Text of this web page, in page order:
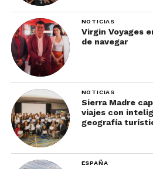
Hollywood ofrece atracciones
franquicias mundialmente
NOTICIAS
Virgin Voyages
de navegar
NOTICIAS
Sierra Madre
viajes con
geografía
ESPAÑA